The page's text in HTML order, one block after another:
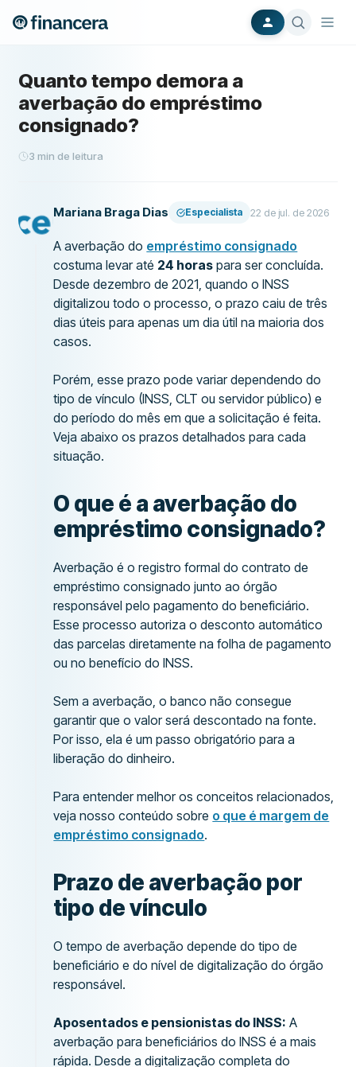
Quanto tempo demora a
averbação do empréstimo
consignado?
3 min de leitura
Mariana Braga Dias Especialista 22 de jul. de 2026
A averbação do empréstimo consignado
costuma levar até 24 horas para ser concluída.
Desde dezembro de 2021, quando o INSS
digitalizou todo o processo, o prazo caiu de três
dias úteis para apenas um dia útil na maioria dos
casos.
Porém, esse prazo pode variar dependendo do
tipo de vínculo (INSS, CLT ou servidor público) e
do período do mês em que a solicitação é feita.
Veja abaixo os prazos detalhados para cada
situação.
O que é a averbação do
empréstimo consignado?
Averbação é o registro formal do contrato de
empréstimo consignado junto ao órgão
responsável pelo pagamento do beneficiário.
Esse processo autoriza o desconto automático
das parcelas diretamente na folha de pagamento
ou no benefício do INSS.
Sem a averbação, o banco não consegue
garantir que o valor será descontado na fonte.
Por isso, ela é um passo obrigatório para a
liberação do dinheiro.
Para entender melhor os conceitos relacionados,
veja nosso conteúdo sobre o que é margem de
empréstimo consignado.
Prazo de averbação por
tipo de vínculo
O tempo de averbação depende do tipo de
beneficiário e do nível de digitalização do órgão
responsável.
Aposentados e pensionistas do INSS: A
averbação para beneficiários do INSS é a mais
rápida. Desde a digitalização completa do